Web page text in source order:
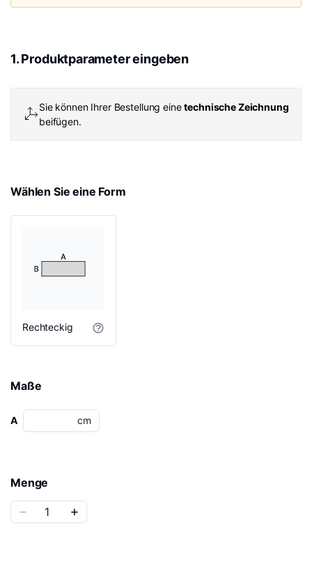
1. Produktparameter eingeben
Sie können Ihrer Bestellung einetechnische Zeichnung
beifügen.
Wählen Sie eine Form
Rechteckig
Maße
A cm
Menge